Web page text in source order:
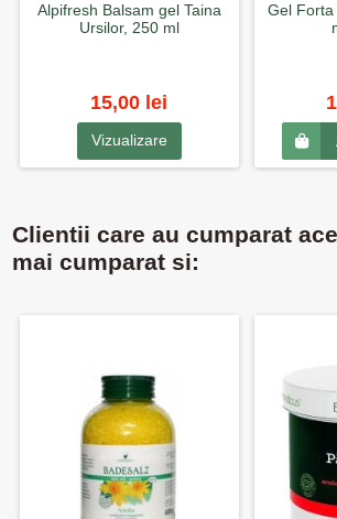
Alpifresh Balsam gel Taina
Ursilor, 250 ml
15,00 lei
Vizualizare
Gel Forta
Clientii care au cumparat
mai cumparat si: